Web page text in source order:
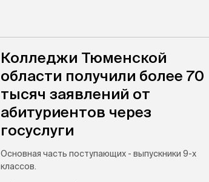
Колледжи Тюменской
области получили более 70
тысяч заявлений от
абитуриентов через
госуслуги
Основная часть поступающих - выпускники 9-х
классов.